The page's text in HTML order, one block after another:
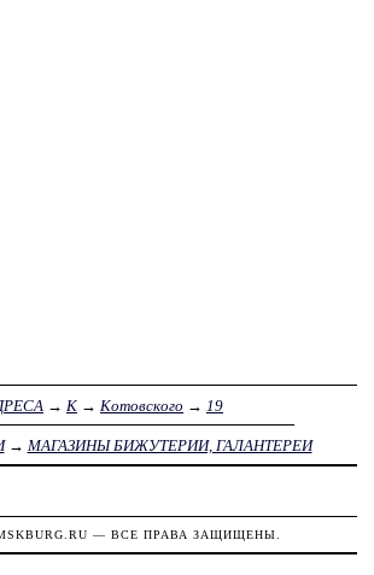
→ К → Котовского → 19
→ МАГАЗИНЫ БИЖУТЕРИИ, ГАЛАНТЕРЕИ
— ВСЕ ПРАВА ЗАЩИЩЕНЫ.